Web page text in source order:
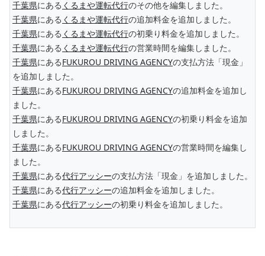
千葉県にある くるまや運転代行のその他を編集しました。
千葉県にある くるまや運転代行の追加料金を追加しました。
千葉県にある くるまや運転代行の初乗り料金を追加しました。
千葉県にある くるまや運転代行の営業時間を編集しました。
千葉県にあるFUKUROU DRIVING AGENCYの支払方法「現金」
を追加しました。
千葉県にあるFUKUROU DRIVING AGENCYの追加料金を追加し
ました。
千葉県にあるFUKUROU DRIVING AGENCYの初乗り料金を追加
しました。
千葉県にあるFUKUROU DRIVING AGENCYの営業時間を編集し
ました。
千葉県にある代行アッシーの支払方法「現金」を追加しました。
千葉県にある代行アッシーの追加料金を追加しました。
千葉県にある代行アッシーの初乗り料金を追加しました。